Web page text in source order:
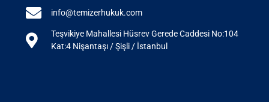
info@temizerhukuk.com
Teşvikiye Mahallesi Hüsrev Gerede Caddesi No:104
Kat:4 Nişantaşı / Şişli / İstanbul